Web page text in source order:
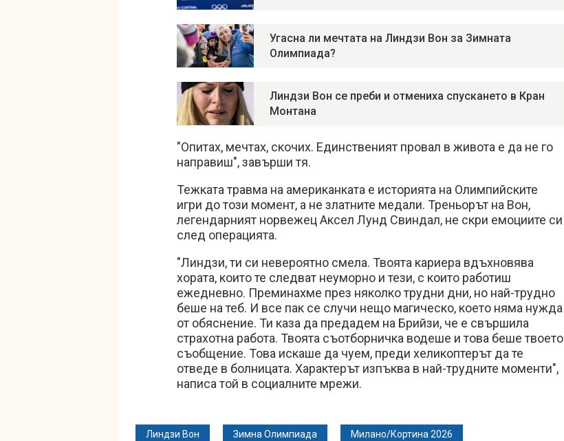
Угасна ли мечтата на Линдзи Вон за Зимната
Олимпиада?
Линдзи Вон се преби и отмениха спускането в Кран
Монтана
"Опитах, мечтах, скочих. Единственият провал в живота е да не го
направиш", завърши тя.
Тежката травма на американката е историята на Олимпийските
игри до този момент, а не златните медали. Треньорът на Вон,
легендарният норвежец Аксел Лунд Свиндал, не скри емоциите си
след операцията.
"Линдзи, ти си невероятно смела. Твоята кариера вдъхновява
хората, които те следват неуморно и тези, с които работиш
ежедневно. Преминахме през няколко трудни дни, но най-трудно
беше на теб. И все пак се случи нещо магическо, което няма нужда
от обяснение. Ти каза да предадем на Брийзи, че е свършила
страхотна работа. Твоята съотборничка водеше и това беше твоето
съобщение. Това искаше да чуем, преди хеликоптерът да те
отведе в болницата. Характерът изпъква в най-трудните моменти",
написа той в социалните мрежи.
Линдзи Вон Зимна Олимпиада Милано/Кортина 2026